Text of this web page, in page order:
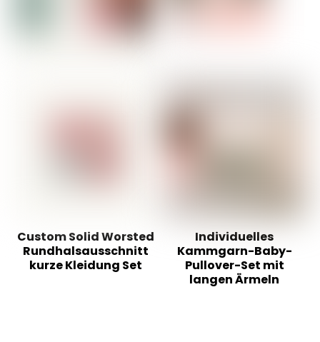
Custom Solid Worsted
Rundhalsausschnitt
kurze Kleidung Set
Individuelles
Kammgarn-Baby-
Pullover-Set mit
langen Ärmeln